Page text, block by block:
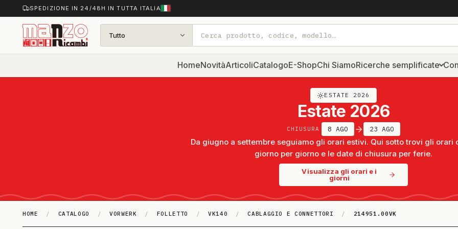
SPEDIZIONE IN 24/48H IN TUTTA ITALIA
Tutto
HomeNovitàArticoliCatalogoE-ShopChi SiamoRicerche semplificate
ESTATE 2026
Estate 2026
CHIUSURA 8 AGO 23 AGO
Da giugno a settembre seguiamo gli orari estivi. Qui sotto trovi gli orari
giorno per giorno e le date di chiusura per ferie.
Visualizza gli orari e i
giorni
HOME / CATALOGO / VORWERK / FOLLETTO / VK140 / CABLAGGIO E CONNETTORI / 214951.00VK